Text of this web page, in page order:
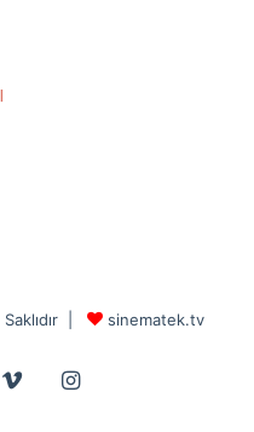
| sinematek.tv
VimeoInstagram